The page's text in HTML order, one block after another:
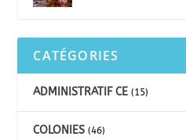
CATÉGORIES
ADMINISTRATIF CE (15)
COLONIES (46)